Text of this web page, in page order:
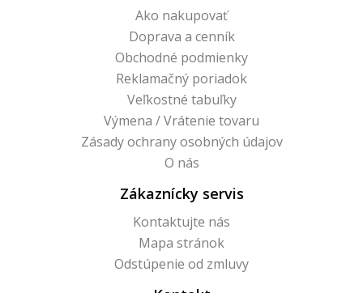
Ako nakupovať
Doprava a cenník
Obchodné podmienky
Reklamačný poriadok
Veľkostné tabuľky
Výmena / Vrátenie tovaru
Zásady ochrany osobných údajov
O nás
Zákaznícky servis
Kontaktujte nás
Mapa stránok
Odstúpenie od zmluvy